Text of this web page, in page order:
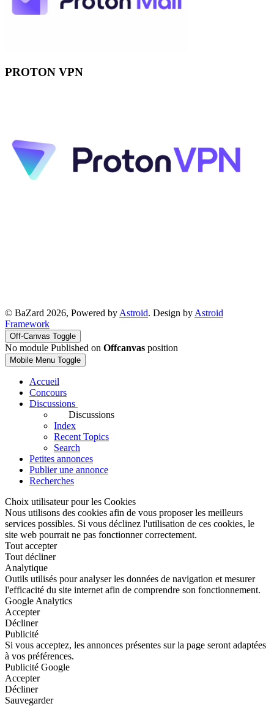
PROTON VPN
© BaZard 2026, Powered by Astroid. Design by Astroid
Framework
Off-Canvas Toggle
No module Published on Offcanvas position
Mobile Menu Toggle
Accueil
Concours
Discussions
Discussions
Index
Recent Topics
Search
Petites annonces
Publier une annonce
Recherches
Choix utilisateur pour les Cookies
Nous utilisons des cookies afin de vous proposer les meilleurs
services possibles. Si vous déclinez l'utilisation de ces cookies, le
site web pourrait ne pas fonctionner correctement.
Tout accepter
Tout décliner
Analytique
Outils utilisés pour analyser les données de navigation et mesurer
l'efficacité du site internet afin de comprendre son fonctionnement.
Google Analytics
Accepter
Décliner
Publicité
Si vous acceptez, les annonces présentes sur la page seront adaptées
à vos préférences.
Publicité Google
Accepter
Décliner
Sauvegarder